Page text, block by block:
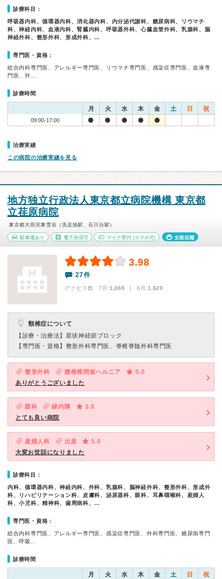
診療科目：
呼吸器内科、循環器内科、消化器内科、内分泌代謝科、糖尿病科、リウマチ
科、神経内科、血液内科、腎臓内科、呼吸器外科、心臓血管外科、乳腺科、脳
神経外科、整形外科、形成外科、…
専門医・資格：
総合内科専門医、アレルギー専門医、リウマチ専門医、感染症専門医、血液専
門医、外…
診療時間
月 火 水 木 金 土 日 祝
09:00-17:00
治療実績
この病院の治療実績を見る
地方独立行政法人東京都立病院機構 東京都
立荏原病院
東京都大田区東雪谷（洗足池駅、石川台駅）
駐車場あり 電子決済可 マイナ受付 (スマホ可) 女医在籍
3.98
27件
アクセス数 7月:1,069 | 6月:1,620
頸椎症について
【診療・治療法】 星状神経節ブロック
【専門医・資格】 整形外科専門医、脊椎脊髄外科専門医
整形外科 腰椎椎間板ヘルニア
5.0
ありがとうございました
眼科 緑内障
5.0
とても良い病院
産婦人科 出産
5.0
大変お世話になりました
診療科目：
内科、循環器内科、神経内科、外科、乳腺科、脳神経外科、整形外科、形成外
科、リハビリテーション科、皮膚科、泌尿器科、眼科、耳鼻咽喉科、産婦人
科、小児科、精神科、歯周病科、…
専門医・資格：
総合内科専門医、アレルギー専門医、感染症専門医、外科専門医、糖尿病専門
医、呼吸…
診療時間
月 火 水 木 金 土 日 祝